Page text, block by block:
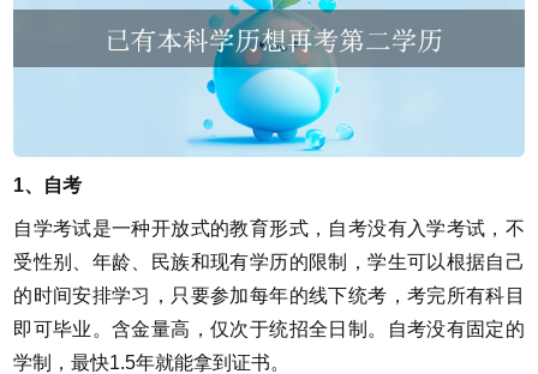
1、自考
自学考试是一种开放式的教育形式，自考没有入学考试，不
受性别、年龄、民族和现有学历的限制，学生可以根据自己
的时间安排学习，只要参加每年的线下统考，考完所有科目
即可毕业。含金量高，仅次于统招全日制。自考没有固定的
学制，最快1.5年就能拿到证书。